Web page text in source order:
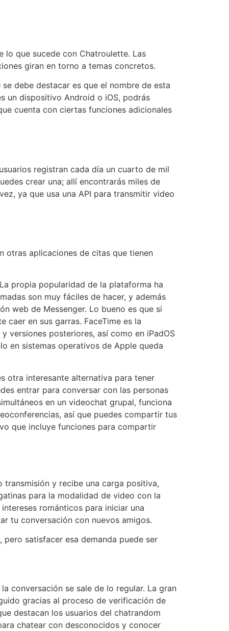
lo que sucede con Chatroulette. Las
giran en torno a temas concretos.
debe destacar es que el nombre de esta
un dispositivo Android o iOS, podrás
cuenta con ciertas funciones adicionales
registran cada día un cuarto de mil
crear una; allí encontrarás miles de
ya que usa una API para transmitir video
otras aplicaciones de citas que tienen
propia popularidad de la plataforma ha
son muy fáciles de hacer, y además
web de Messenger. Lo bueno es que si
en sus garras. FaceTime es la
versiones posteriores, así como en iPadOS
en sistemas operativos de Apple queda
otra interesante alternativa para tener
entrar para conversar con las personas
en un videochat grupal, funciona
así que puedes compartir tus
que incluye funciones para compartir
y recibe una carga positiva,
para la modalidad de video con la
románticos para iniciar una
tu conversación con nuevos amigos.
satisfacer esa demanda puede ser
conversación se sale de lo regular. La gran
gracias al proceso de verificación de
destacan los usuarios del chatrandom
chatear con desconocidos y conocer